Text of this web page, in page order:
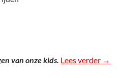
van onze kids. Lees verder →